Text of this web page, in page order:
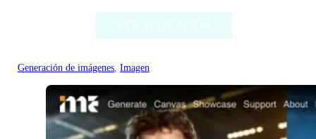
Generación de imágenes, Imagen